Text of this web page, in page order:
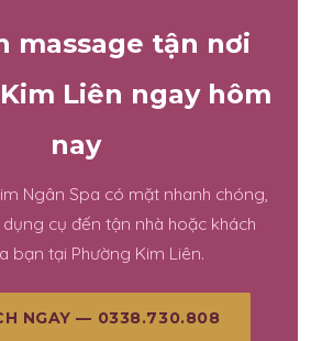
massage tận nơi
Liên ngay hôm
nay
Ngân Spa có mặt nhanh chóng,
cụ đến tận nhà hoặc khách
bạn tại Phường Kim Liên.
NGAY — 0338.730.808